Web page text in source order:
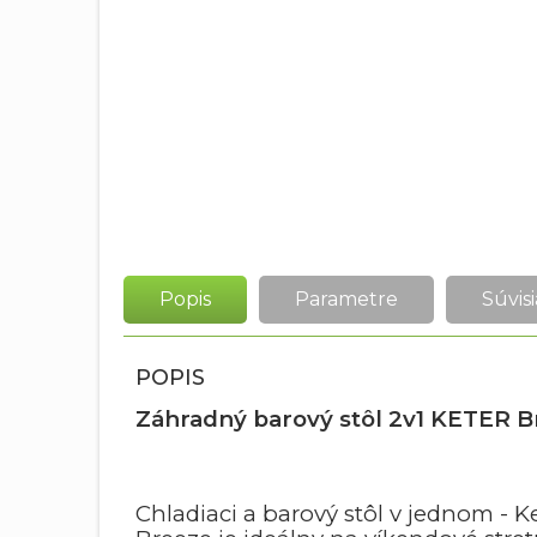
Popis Parametre
POPIS
Záhradný barový stôl 2v1 KETER
Chladiaci a barový stôl v jednom -